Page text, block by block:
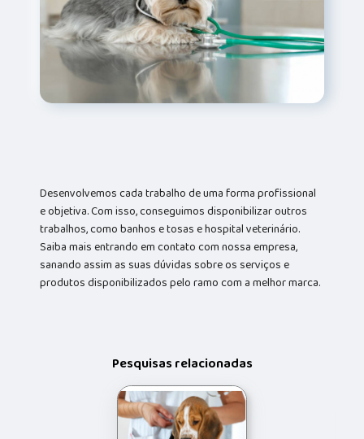
Desenvolvemos cada trabalho de uma forma profissional
e objetiva. Com isso, conseguimos disponibilizar outros
trabalhos, como banhos e tosas e hospital veterinário.
Saiba mais entrando em contato com nossa empresa,
sanando assim as suas dúvidas sobre os serviços e
produtos disponibilizados pelo ramo com a melhor marca.
Pesquisas relacionadas